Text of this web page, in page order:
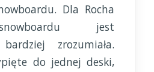
Dla Rocha
jest
zrozumiała.
do jednej deski,